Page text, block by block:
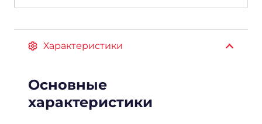
Характеристики
Основные
характеристики